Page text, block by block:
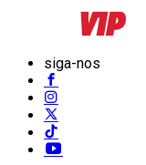
siga-nos